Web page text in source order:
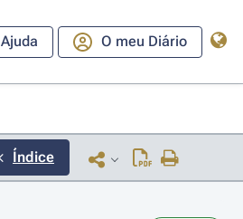
Ajuda O meu Diário
Índice